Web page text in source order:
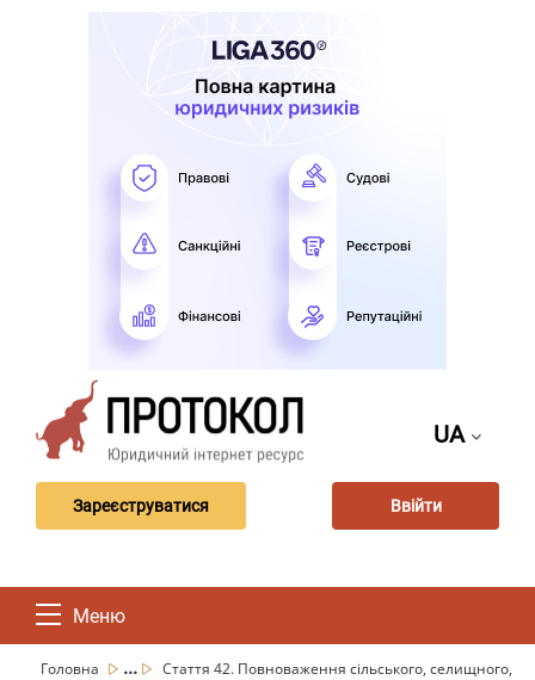
UA
Зареєструватися Ввійти
Меню
Головна ...
Стаття 42. Повноваження сільського, селищного,